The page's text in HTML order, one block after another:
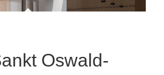
Oswald-